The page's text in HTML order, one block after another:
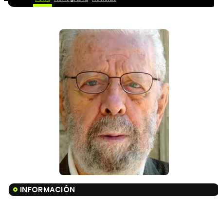
INFORMACIÓN